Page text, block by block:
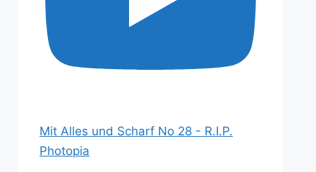
Mit Alles und Scharf No 28 - R.I.P.
Photopia